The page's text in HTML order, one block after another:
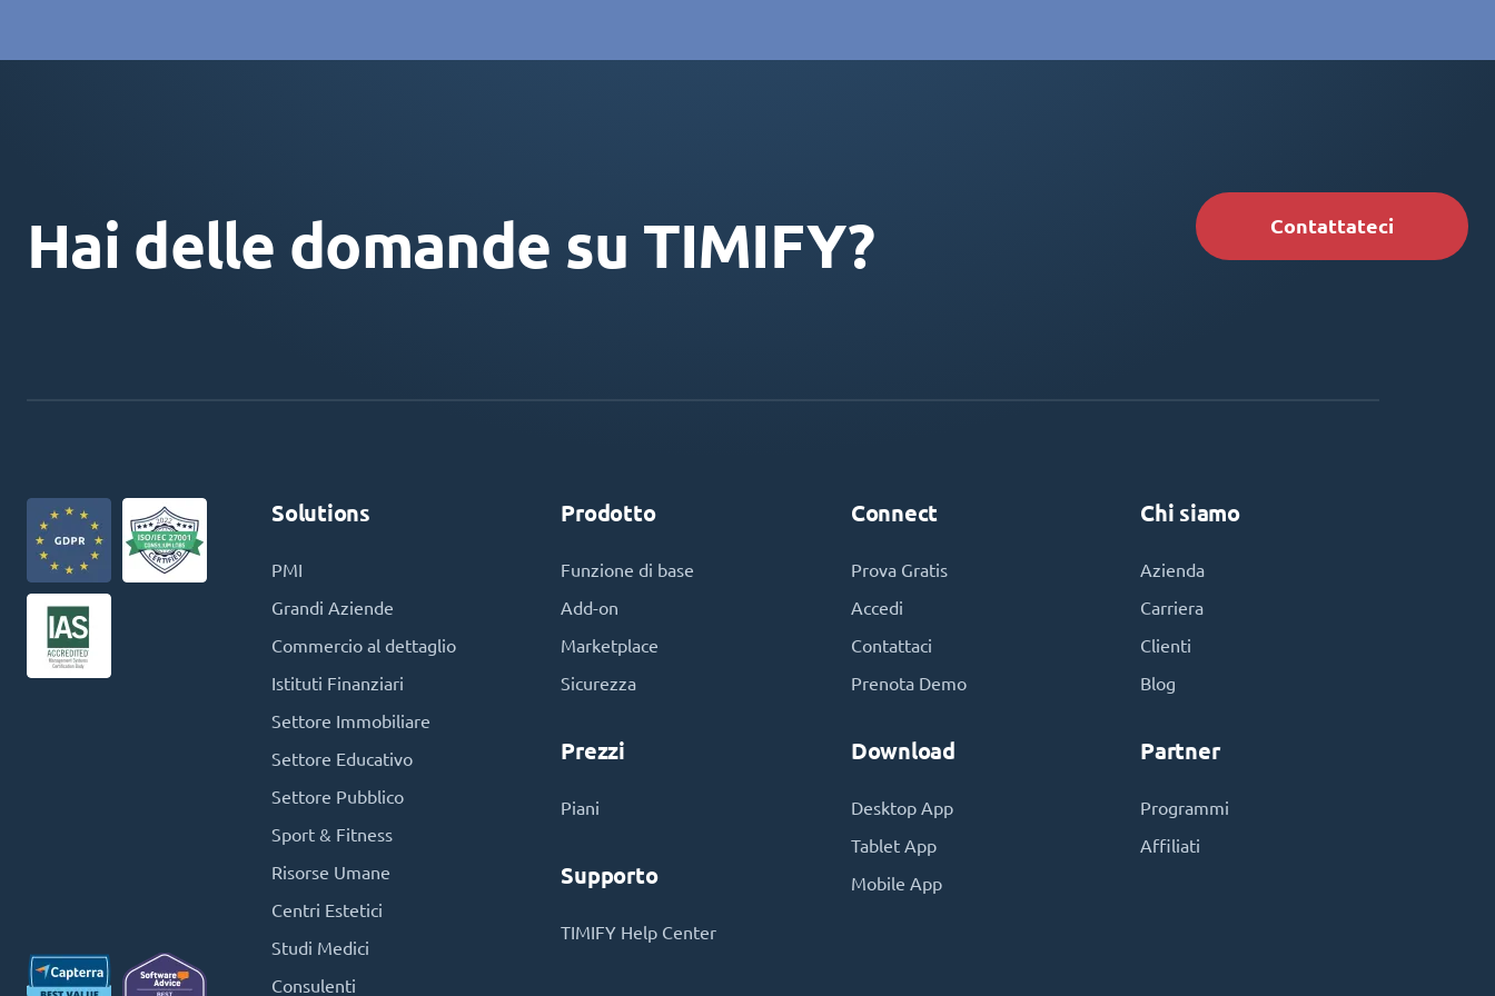
Hai delle domande su TIMIFY? Contattateci
Solutions
PMI
Grandi Aziende
Commercio al dettaglio
Istituti Finanziari
Settore Immobiliare
Settore Educativo
Settore Pubblico
Sport & Fitness
Risorse Umane
Centri Estetici
Studi Medici
Consulenti
Prodotto
Funzione di base
Add-on
Marketplace
Sicurezza
Prezzi
Piani
Supporto
TIMIFY Help Center
Connect
Prova Gratis
Accedi
Contattaci
Prenota Demo
Download
Desktop App
Tablet App
Mobile App
Chi siamo
Azienda
Carriera
Clienti
Blog
Partner
Programmi
Affiliati